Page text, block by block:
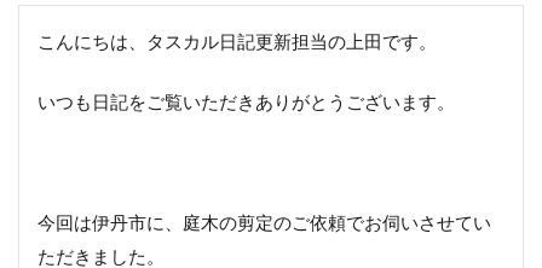
こんにちは、タスカル日記更新担当の上田です。
いつも日記をご覧いただきありがとうございます。
今回は伊丹市に、庭木の剪定のご依頼でお伺いさせてい
ただきました。